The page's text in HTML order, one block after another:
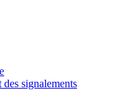
signalements